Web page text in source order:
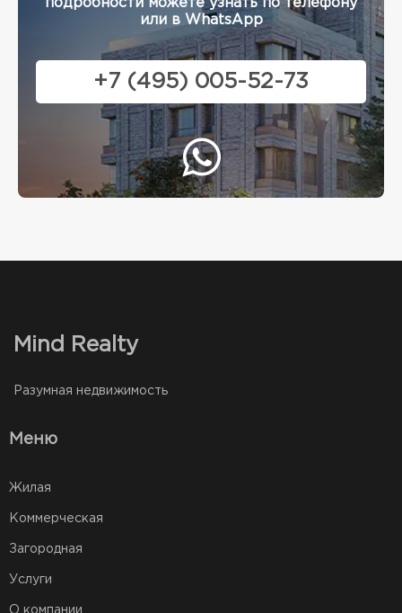
подробности можете узнать по телефону
или в WhatsApp
+7 (495) 005-52-73
Mind Realty
Разумная недвижимость
Меню
Жилая
Коммерческая
Загородная
Услуги
О компании